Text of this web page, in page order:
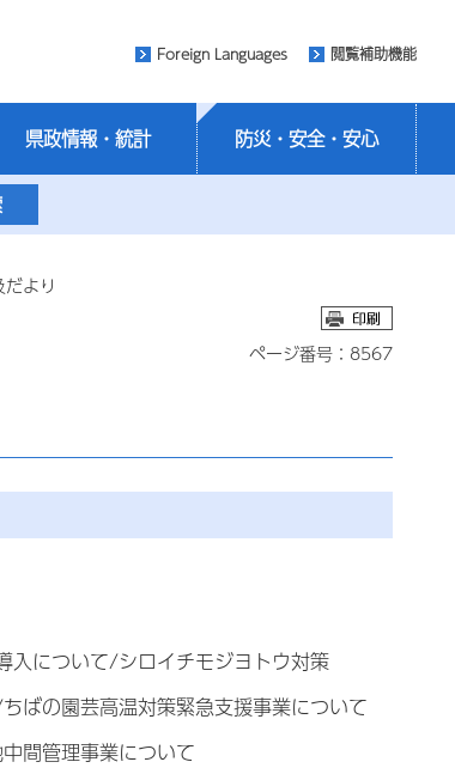
Foreign Languages 閲覧補助機能
県政情報・統計 防災・安全・安心
より
ページ番号：8567
入について/シロイチモジヨトウ対策
ばの園芸高温対策緊急支援事業について
間管理事業について